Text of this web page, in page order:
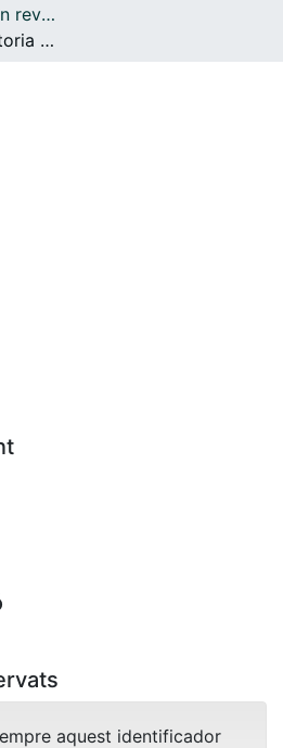
Articles publicats en revistes (Medicina)
Aportación a la historia de la psiquiatría infantil en España. El período de formación de la especialidad
aquest identificador